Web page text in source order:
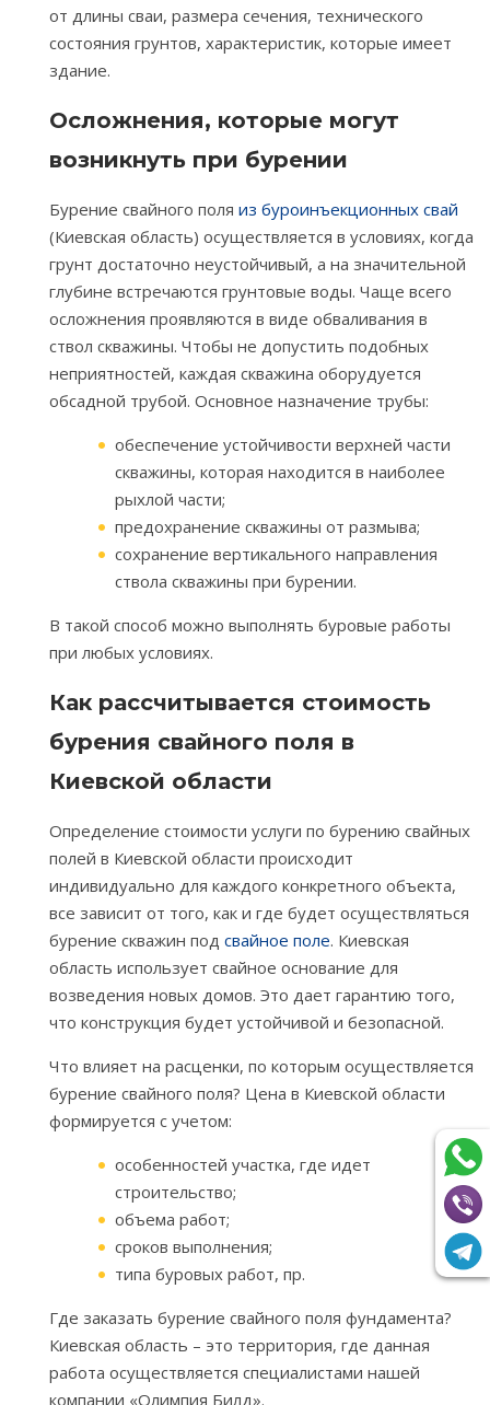
от длины сваи, размера сечения, технического
состояния грунтов, характеристик, которые имеет
здание.
Осложнения, которые могут
возникнуть при бурении
Бурение свайного поля из буроинъекционных свай
(Киевская область) осуществляется в условиях, когда
грунт достаточно неустойчивый, а на значительной
глубине встречаются грунтовые воды. Чаще всего
осложнения проявляются в виде обваливания в
ствол скважины. Чтобы не допустить подобных
неприятностей, каждая скважина оборудуется
обсадной трубой. Основное назначение трубы:
обеспечение устойчивости верхней части
скважины, которая находится в наиболее
рыхлой части;
предохранение скважины от размыва;
сохранение вертикального направления
ствола скважины при бурении.
В такой способ можно выполнять буровые работы
при любых условиях.
Как рассчитывается стоимость
бурения свайного поля в
Киевской области
Определение стоимости услуги по бурению свайных
полей в Киевской области происходит
индивидуально для каждого конкретного объекта,
все зависит от того, как и где будет осуществляться
бурение скважин под свайное поле. Киевская
область использует свайное основание для
возведения новых домов. Это дает гарантию того,
что конструкция будет устойчивой и безопасной.
Что влияет на расценки, по которым осуществляется
бурение свайного поля? Цена в Киевской области
формируется с учетом:
особенностей участка, где идет
строительство;
объема работ;
сроков выполнения;
типа буровых работ, пр.
Где заказать бурение свайного поля фундамента?
Киевская область – это территория, где данная
работа осуществляется специалистами нашей
компании «Олимпия Билд».